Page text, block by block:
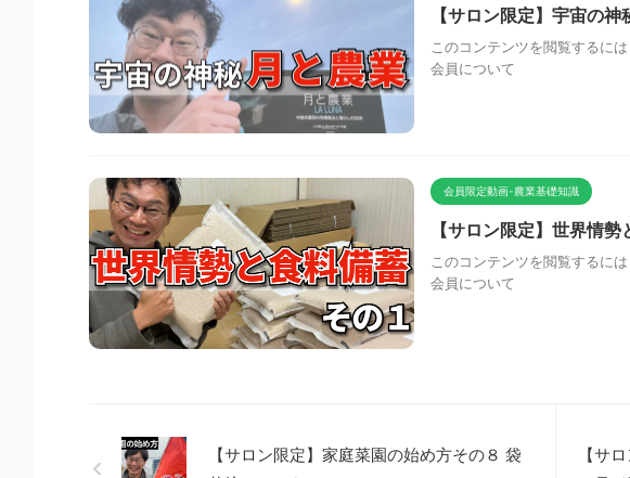
【サロン限定】宇宙の神
このコンテンツを閲覧するに
会員について
会員限定動画-農業基礎知識
【サロン限定】世界情
このコンテンツを閲覧するに
会員について
【サロン限定】家庭菜園の始め方その８ 袋
【サ